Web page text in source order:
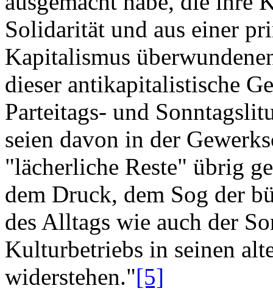
Solidarität und aus einer
Kapitalismus
dieser antikapitalistische
Parteitags- und
seien davon in der
"lächerliche Reste" übrig
dem Druck, dem Sog der
des Alltags wie auch der
Kulturbetriebs in seinen
widerstehen."[5]